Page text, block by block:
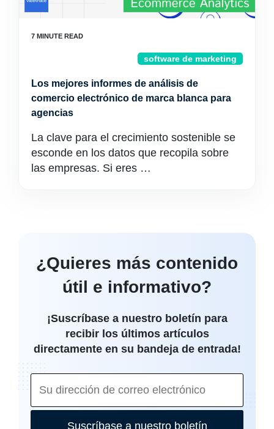
software de marketing
Los mejores informes de análisis de
comercio electrónico de marca blanca para
agencias
La clave para el crecimiento sostenible se
esconde en los datos que recopila sobre
las empresas. Si eres …
¿Quieres más contenido
útil e informativo?
¡Suscríbase a nuestro boletín para
recibir los últimos artículos
directamente en su bandeja de entrada!
Suscríbase a nuestro boletín